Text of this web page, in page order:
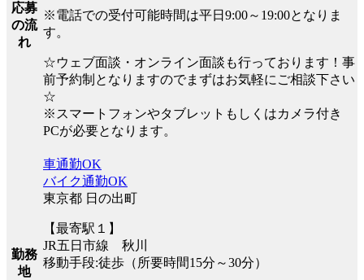
応募
の流
れ
※電話での受付可能時間は平日9:00～19:00となりま
す。
☆ウェブ面談・オンライン面談も行っております！事
前予約制となりますのでまずはお気軽にご相談下さい
☆
※スマートフォンやタブレットもしくはカメラ付き
PCが必要となります。
勤務
地
車通勤OK
バイク通勤OK
東京都 日の出町
【最寄駅１】
JR五日市線 秋川
移動手段:徒歩（所要時間15分～30分）